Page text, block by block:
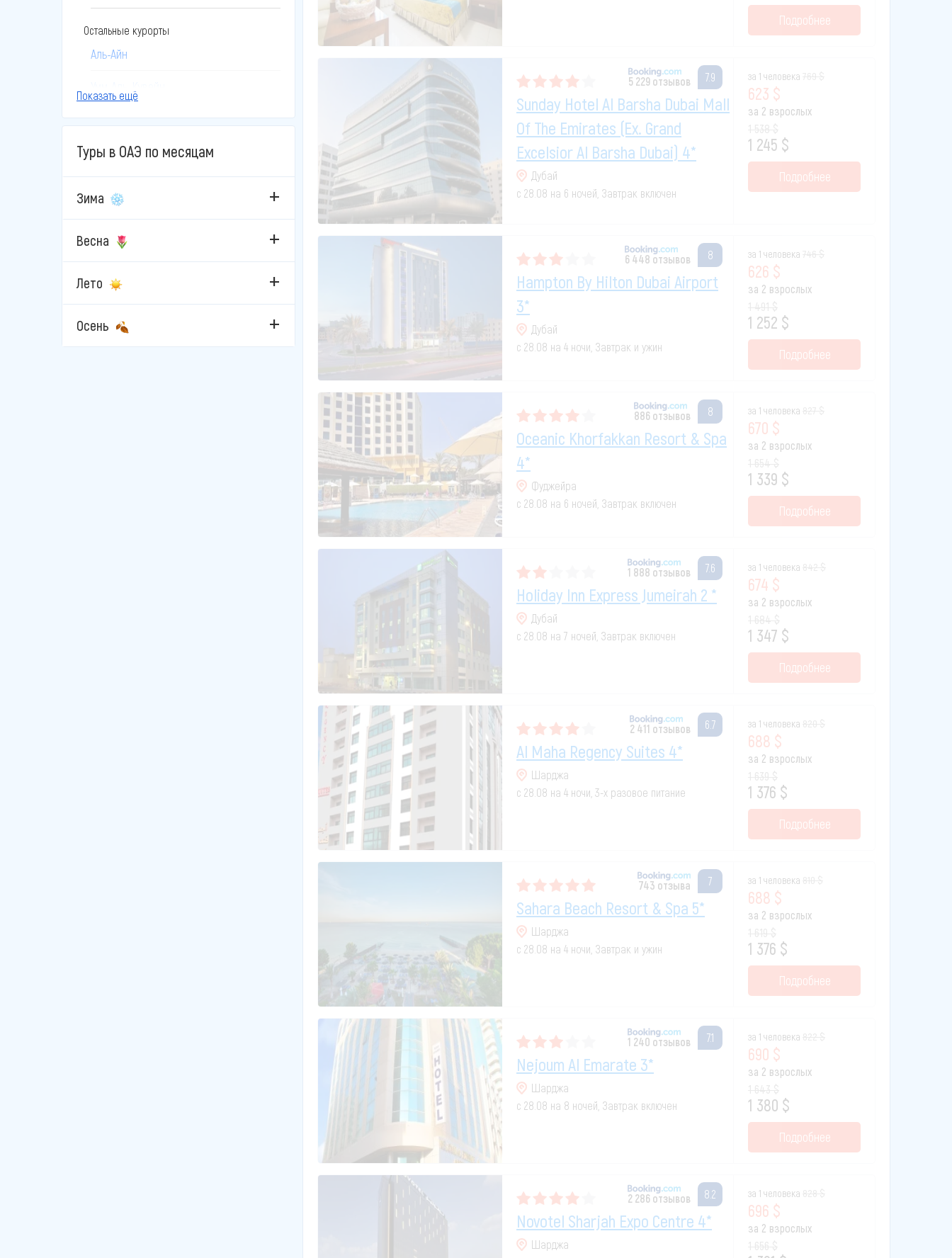
Остальные курорты
Аль-Айн
Показать ещё
Туры в ОАЭ по месяцам
Зима
Весна
Лето
Осень
Подробнее
5 229 отзывов 7.9
Sunday Hotel Al Barsha Dubai Mall
Of The Emirates (ex. Grand
Excelsior Al Barsha Dubai) 4*
Дубай
с 28.08 на 6 ночей, Завтрак включен
за 1 человека
623 $
за 2 взрослых
1 245 $
Подробнее
6 448 отзывов 8
Hampton By Hilton Dubai Airport
3*
Дубай
с 28.08 на 4 ночи, Завтрак и ужин
за 1 человека
626 $
за 2 взрослых
1 252 $
Подробнее
886 отзывов 8
Oceanic Khorfakkan Resort & Spa
4*
Фуджейра
с 28.08 на 6 ночей, Завтрак включен
за 1 человека
670 $
за 2 взрослых
1 339 $
Подробнее
1 888 отзывов 7.6
Holiday Inn Express Jumeirah 2 *
Дубай
с 28.08 на 7 ночей, Завтрак включен
за 1 человека
674 $
за 2 взрослых
1 347 $
Подробнее
2 411 отзывов 6.7
Al Maha Regency Suites 4*
Шарджа
с 28.08 на 4 ночи, 3-х разовое питание
за 1 человека
688 $
за 2 взрослых
1 376 $
Подробнее
743 отзыва 7
Sahara Beach Resort & Spa 5*
Шарджа
с 28.08 на 4 ночи, Завтрак и ужин
за 1 человека
688 $
за 2 взрослых
1 376 $
Подробнее
1 240 отзывов 7.1
Nejoum Al Emarate 3*
Шарджа
с 28.08 на 8 ночей, Завтрак включен
за 1 человека
690 $
за 2 взрослых
1 380 $
Подробнее
2 286 отзывов 8.2
Novotel Sharjah Expo Centre 4*
Шарджа
за 1 человека
696 $
за 2 взрослых